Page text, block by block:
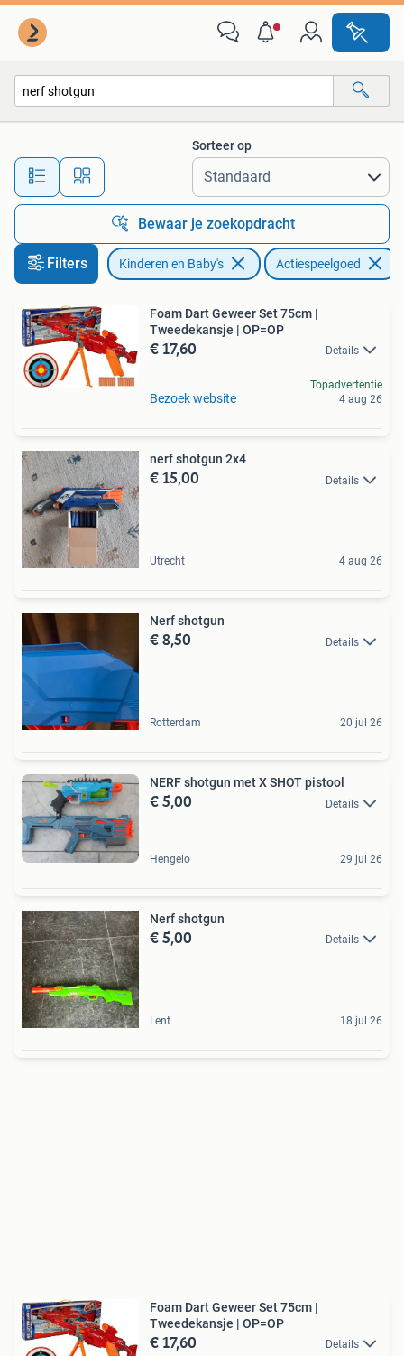
Alle afstanden…
Sorteer op
Bewaar je zoekopdracht
Filters Kinderen en Baby's Actiespeelgoed
Foam Dart Geweer Set 75cm |
Tweedekansje | OP=OP
€ 17,60 Details
Bezoek website
Topadvertentie
4 aug 26
nerf shotgun 2x4
€ 15,00 Details
Utrecht 4 aug 26
Nerf shotgun
€ 8,50 Details
Rotterdam 20 jul 26
NERF shotgun met X SHOT pistool
€ 5,00 Details
Hengelo 29 jul 26
Nerf shotgun
€ 5,00 Details
Lent 18 jul 26
Foam Dart Geweer Set 75cm |
Tweedekansje | OP=OP
€ 17,60 Details